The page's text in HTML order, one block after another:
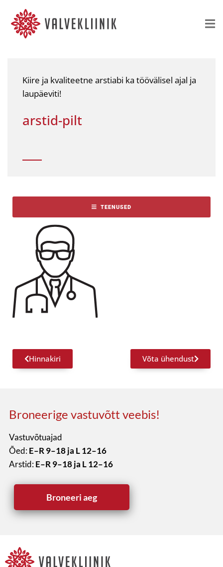
Kiire ja kvaliteetne arstiabi ka töövälisel ajal ja
laupäeviti!
arstid-pilt
TEENUSED
Hinnakiri Võta ühendust
Broneerige vastuvõtt veebis!
Vastuvõtuajad
Õed:E–R 9–18 ja L 12–16
Arstid:E–R 9–18 ja L 12–16
Broneeri aeg